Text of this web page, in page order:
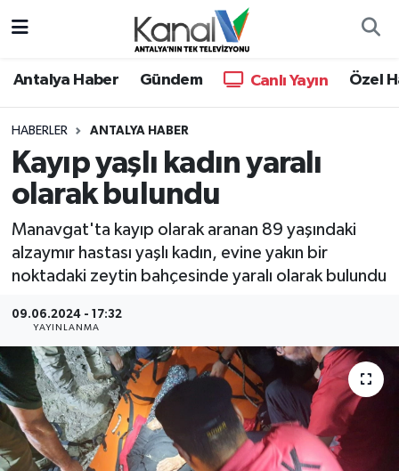
Antalya Haber Gündem Canlı Yayın Özel
HABERLER ANTALYA HABER
Kayıp yaşlı kadın yaralı
olarak bulundu
Manavgat'ta kayıp olarak aranan 89 yaşındaki
alzaymır hastası yaşlı kadın, evine yakın bir
noktadaki zeytin bahçesinde yaralı olarak bulundu
09.06.2024 - 17:32
YAYINLANMA
Antalya Haber
Dünya
Eğitim
Ekonomi
Haber Kuşakları
Haberler
Hava Durumu
Trafik Durumu
Süper Lig Puan Durumu ve Fikstür
Tüm Manşetler